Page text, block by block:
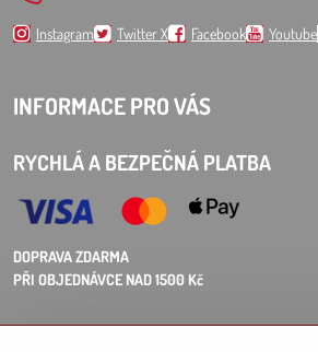
Instagram Twitter X Facebook Youtube
INFORMACE PRO VÁS
RYCHLÁ A BEZPEČNÁ PLATBA
DOPRAVA ZDARMA
PŘI OBJEDNÁVCE NAD 1500 Kč